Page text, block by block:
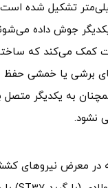
حداقل سایز ۱۰ میلی‌متر تشکیل
جوش داده
کمک می‌کند که
برشی یا خمشی حفظ
به یکدیگر متصل
نشود.
در معرض نیروهای